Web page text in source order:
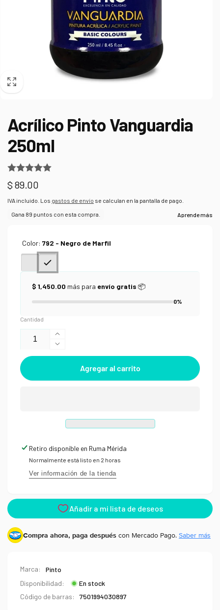
Acrílico Pinto Vanguardia
250ml
Precio
habitual
$ 89.00
IVA incluido. Los gastos de envío se calculan en la pantalla de pago.
Color: 792 - Negro de Marfil
$ 1,450.00 más para envío gratis 📦
0%
Cantidad
Aumentar
cantidad
para
Acrílico
Pinto
Reducir
cantidad
Acrílico
Agregar al carrito
Retiro disponible en Ruma Mérida
Normalmente está listo en 2 horas
Ver información de la tienda
Compra ahora, paga después con Mercado Pago. Saber más
Marca:
Pinto
Disponibilidad:
En stock
Código de barras:
7501994030897